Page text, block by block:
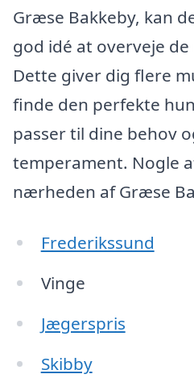
Græse Bakkeby, kan
god idé at overveje
Dette giver dig flere
finde den perfekte
passer til dine behov
temperament. Nogle
nærheden af Græse
Frederikssund
Vinge
Jægerspris
Skibby